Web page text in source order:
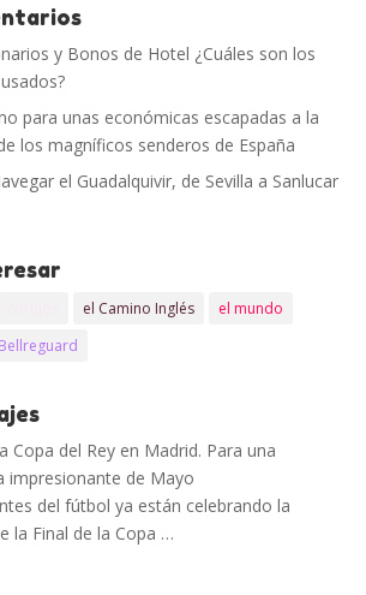
y Bonos de Hotel ¿Cuáles son los
para unas económicas escapadas a la
los magníficos senderos de España
el Guadalquivir, de Sevilla a Sanlucar
el Camino Inglés
el mundo
Copa del Rey en Madrid. Para una
impresionante de Mayo
del fútbol ya están celebrando la
la Final de la Copa …